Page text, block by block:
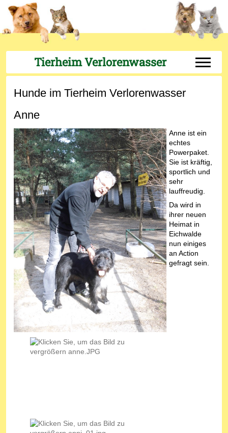
Tierheim Verlorenwasser Off-
Hunde im Tierheim Verlorenwasser
Anne
Anne ist ein
echtes
Powerpaket.
Sie ist kräftig,
sportlich und
sehr
lauffreudig.
Da wird in
ihrer neuen
Heimat in
Eichwalde
nun einiges
an Action
gefragt sein.